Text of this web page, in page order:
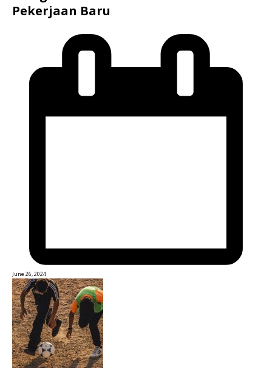
Pekerjaan Baru
June 26, 2024